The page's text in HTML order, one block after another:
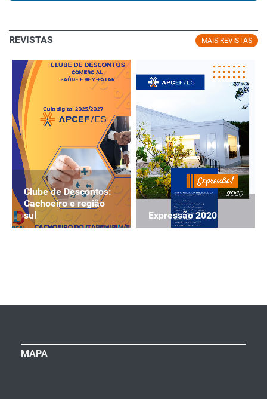
MAIS REVISTAS
REVISTAS
Clube de Descontos:
Cachoeiro e região
sul
Expressão 2020
MAPA